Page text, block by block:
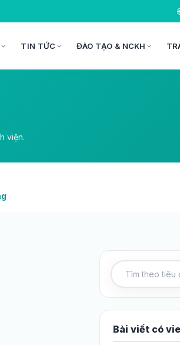
TIN TỨC ĐÀO TẠO & NCKH
viện.
Tìm kiếm bài
Bài viết có